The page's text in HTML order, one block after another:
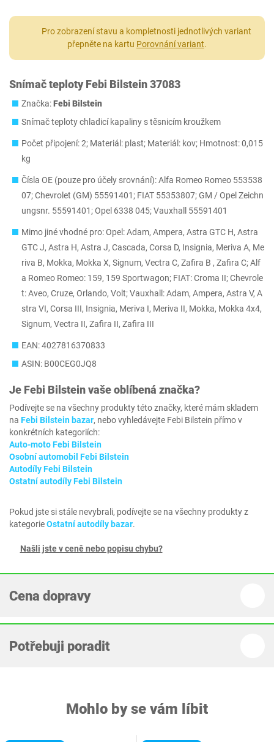
Pro zobrazení stavu a kompletnosti jednotlivých variant
přepněte na kartu Porovnání variant.
Snímač teploty Febi Bilstein 37083
Značka:Febi Bilstein
Snímač teploty chladicí kapaliny s těsnicím kroužkem
Počet připojení: 2; Materiál: plast; Materiál: kov; Hmotnost: 0,015
kg
Čísla OE (pouze pro účely srovnání): Alfa Romeo Romeo 553538
07; Chevrolet (GM) 55591401; FIAT 55353807; GM / Opel Zeichn
ungsnr. 55591401; Opel 6338 045; Vauxhall 55591401
Mimo jiné vhodné pro: Opel: Adam, Ampera, Astra GTC H, Astra
GTC J, Astra H, Astra J, Cascada, Corsa D, Insignia, Meriva A, Me
riva B, Mokka, Mokka X, Signum, Vectra C, Zafira B , Zafira C; Alf
a Romeo Romeo: 159, 159 Sportwagon; FIAT: Croma II; Chevrole
t: Aveo, Cruze, Orlando, Volt; Vauxhall: Adam, Ampera, Astra V, A
stra VI, Corsa III, Insignia, Meriva I, Meriva II, Mokka, Mokka 4x4,
Signum, Vectra II, Zafira II, Zafira III
EAN: 4027816370833
ASIN: B00CEG0JQ8
Je Febi Bilsteinvaše oblíbená značka?
Podívejte se na všechny produkty této značky, které mám skladem
na Febi Bilstein bazar, nebo vyhledávejte Febi Bilstein přímo v
konkrétních kategoriích:
Auto-moto Febi Bilstein
Osobní automobil Febi Bilstein
Autodíly Febi Bilstein
Ostatní autodíly Febi Bilstein
Pokud jste si stále nevybrali, podívejte se na všechny produkty z
kategorieOstatní autodíly bazar.
Našli jste v ceně nebo popisu chybu?
Cena dopravy
Potřebuji poradit
Mohlo by se vám líbit